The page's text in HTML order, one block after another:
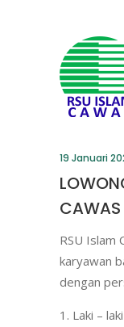
19 Januari
CAWAS
RSU Islam
karyawan
dengan
Laki –